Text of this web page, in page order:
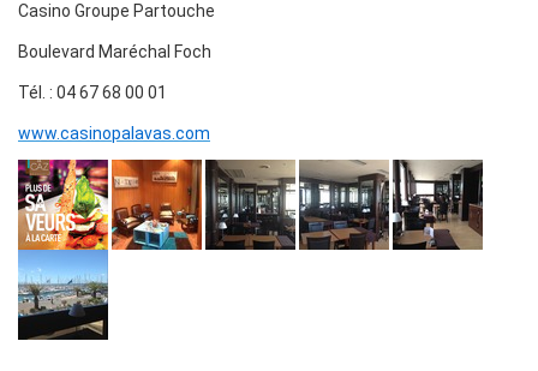
Casino Groupe Partouche
Boulevard Maréchal Foch
Tél. : 04 67 68 00 01
www.casinopalavas.com